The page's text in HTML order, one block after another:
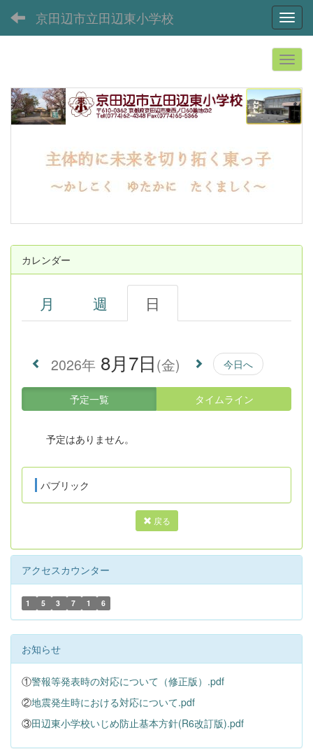
京田辺市立田辺東小学校
カレンダー
月 週 日
2026年 8月7日(金) 今日へ
予定一覧 タイムライン
予定はありません。
パブリック
戻る
アクセスカウンター
1 5 3 7 1 6
お知らせ
①警報等発表時の対応について（修正版）.pdf
②地震発生時における対応について.pdf
③田辺東小学校いじめ防止基本方針(R6改訂版).pdf